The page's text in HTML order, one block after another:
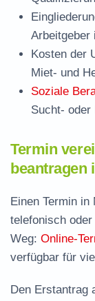
Arbeitgeber
Kosten der
Miet- und
Soziale
Sucht- oder
Termin
beantragen
Einen Termin in
telefonisch
Weg: Online-
verfügbar für
Den Erstantrag